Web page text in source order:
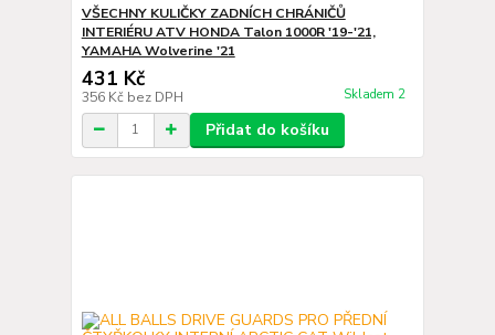
VŠECHNY KULIČKY ZADNÍCH CHRÁNIČŮ
INTERIÉRU ATV HONDA Talon 1000R '19-'21,
YAMAHA Wolverine '21
431 Kč
356 Kč bez DPH Skladem 2
Přidat do košíku